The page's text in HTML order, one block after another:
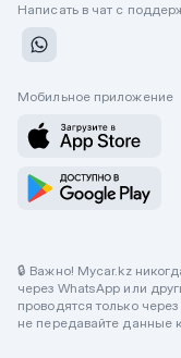
Написать в чат с
Мобильное приложение
🔒 Важно! Mycar.kz
через WhatsApp или
проводятся только
не передавайте данные